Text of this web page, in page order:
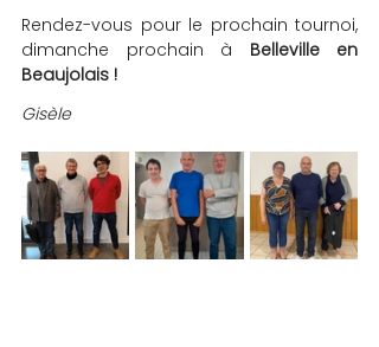
Rendez-vous pour le prochain tournoi,
dimanche prochain à Belleville en
Beaujolais !
Gisèle